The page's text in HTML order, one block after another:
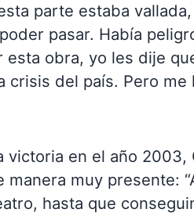
parte estaba
pasar. Había
esta obra, yo les dije
crisis del país. Pero
victoria en el año
manera muy presente:
hasta que